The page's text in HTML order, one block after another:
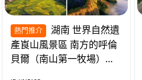
熱門推介
產崀山風景區 南方的呼倫
貝爾（南山第一牧場）夜